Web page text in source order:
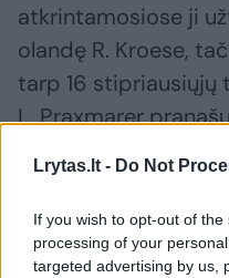
Lrytas.lt - Do Not
If you wish to opt-out of
processing of your
targeted advertising by us,
atkrintamosiose ji
olandę R. Kroese,
tarp 16 stipriausiųjų
L. Praxmarer
Susiję